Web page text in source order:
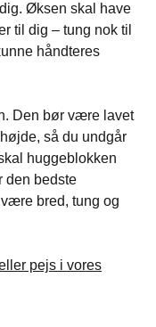
Øksen skal have
til dig – tung nok til
håndteres
Den bør være lavet
så du undgår
huggeblokken
den bedste
bred, tung og
pejs i vores